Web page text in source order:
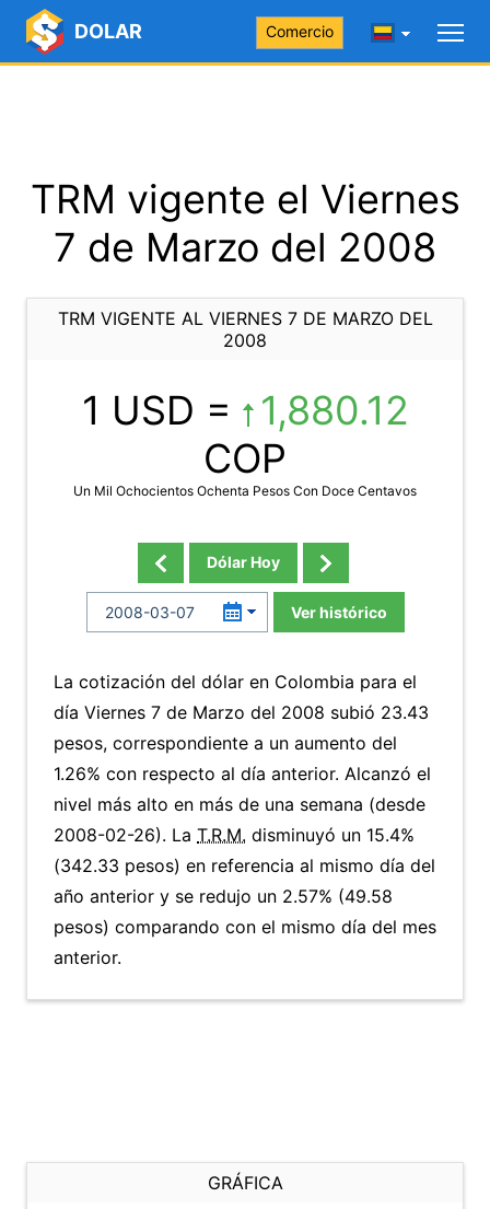
DOLAR Comercio
TRM vigente el Viernes
7 de Marzo del 2008
TRM VIGENTE AL VIERNES 7 DE MARZO DEL
2008
1 USD =
1,880.12
COP
Un Mil Ochocientos Ochenta Pesos Con Doce Centavos
Dólar Hoy
Ver histórico
La cotización del dólar en Colombia para el
día Viernes 7 de Marzo del 2008 subió 23.43
pesos, correspondiente a un aumento del
1.26% con respecto al día anterior. Alcanzó el
nivel más alto en más de una semana (desde
2008-02-26). La T.R.M. disminuyó un 15.4%
(342.33 pesos) en referencia al mismo día del
año anterior y se redujo un 2.57% (49.58
pesos) comparando con el mismo día del mes
anterior.
GRÁFICA